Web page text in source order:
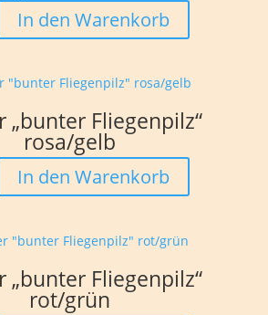
In den Warenkorb
„bunter Fliegenpilz“
rosa/gelb
In den Warenkorb
„bunter Fliegenpilz“
rot/grün